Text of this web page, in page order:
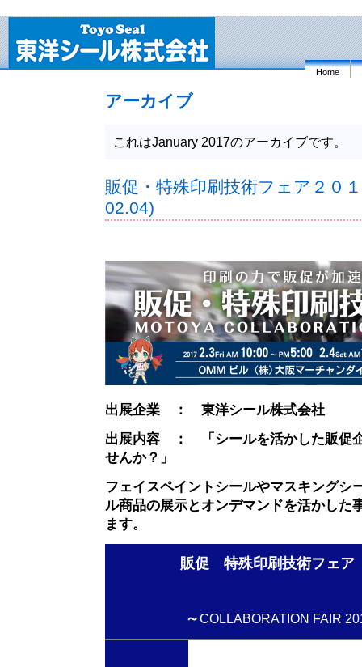
Home
アーカイブ
これはJanuary 2017のアーカイブです。
販促・特殊印刷技術フェア２０
02.04)
出展企業 ： 東洋シール株式会社
出展内容 ： 「シールを活かした販促
せんか？」
フェイスペイントシールやマスキングシ
ル商品の展示とオンデマンドを活かした
ます。
販促 特殊印刷技術フェ
～COLLABORATION FAIR